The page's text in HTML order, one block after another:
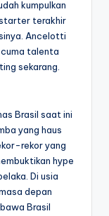
kumpulkan
terakhir
Ancelotti
cuma talenta
sekarang.
Brasil saat ini
yang haus
rekor yang
hype
Di usia
depan
Brasil